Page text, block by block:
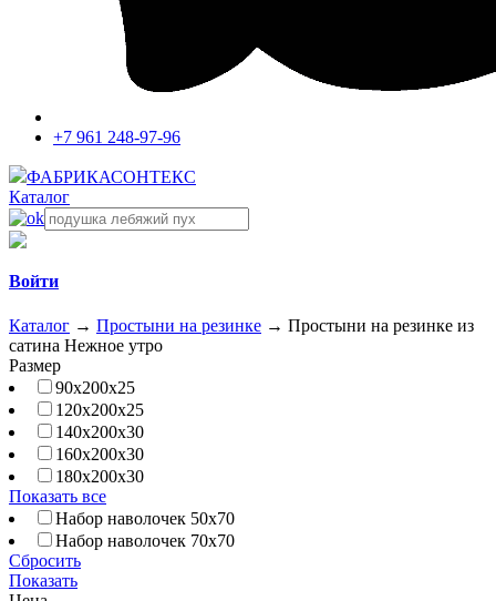
+7 961 248-97-96
ФАБРИКАСОНТЕКС
Каталог
Войти
Каталог → Простыни на резинке → Простыни на резинке из
сатина Нежное утро
Размер
90х200х25
120х200х25
140х200х30
160х200х30
180х200х30
Показать все
Набор наволочек 50х70
Набор наволочек 70х70
Сбросить
Показать